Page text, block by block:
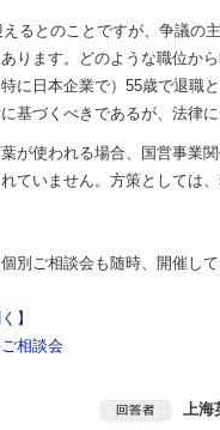
るとのことですが、争議の
ります。どのような職位か
に日本企業で）55歳で退職
基づくべきであるが、法律
が使われる場合、国営事業
ていません。方策としては
別ご相談会も随時、開催し
】
相談会
上海